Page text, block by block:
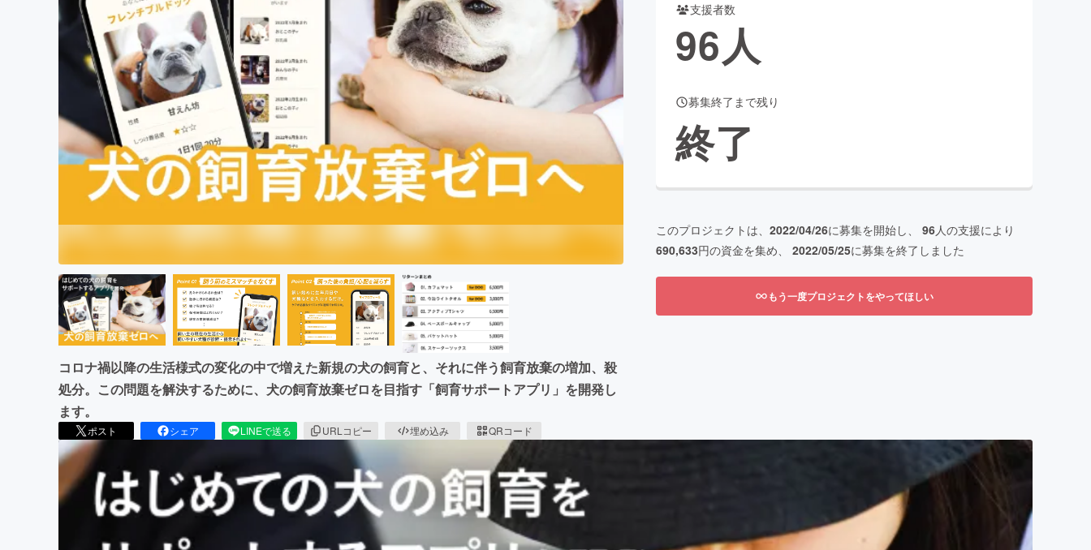
ビジネス・起業 チャレンジ ビューティー・ヘルスケア
まちづくり・地域活性化
CAMPFIRE for Social Good
CAMPFIRE Creation
CAMPFIREふるさと納税
コミュニティ
コロナ禍以降の生活様式の変化の中で増えた新規の犬の飼育と、それに伴う飼育放棄の増加、殺
処分。この問題を解決するために、犬の飼育放棄ゼロを目指す「飼育サポートアプリ」を開発し
ます。
ポスト シェア LINEで送る URLコピー 埋め込み QRコード
支援者数
96人
募集終了まで残り
終了
このプロジェクトは、 2022/04/26に募集を開始し、 96人の支援により
690,633円の資金を集め、 2022/05/25に募集を終了しました
もう一度プロジェクトをやってほしい